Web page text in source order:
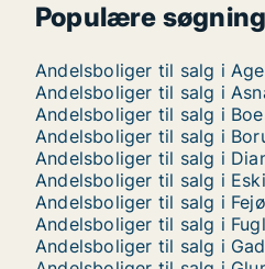
Populære
Andelsboliger til salg i
Andelsboliger til salg i
Andelsboliger til salg i
Andelsboliger til salg i
Andelsboliger til salg i
Andelsboliger til salg i
Andelsboliger til salg i Fejø
Andelsboliger til salg i
Andelsboliger til salg i